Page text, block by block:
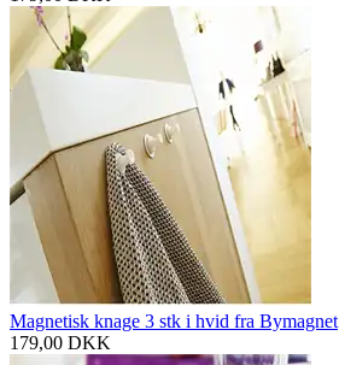
Magnetisk knage 3 stk i hvid fra Bymagnet
179,00 DKK